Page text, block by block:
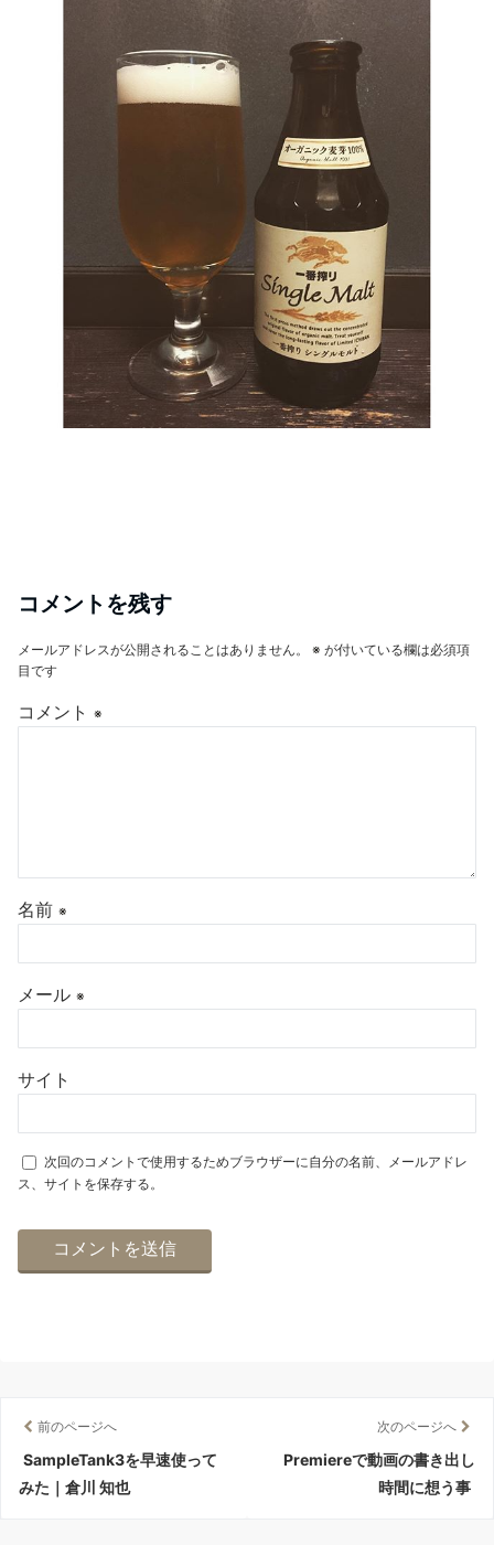
コメントを残す
メールアドレスが公開されることはありません。 ※ が付いている欄は必須項
目です
コメント ※
名前 ※
メール ※
サイト
次回のコメントで使用するためブラウザーに自分の名前、メールアドレ
ス、サイトを保存する。
前のページへ
SampleTank3を早速使って
みた｜倉川 知也
次のページへ
Premiereで動画の書き出し
時間に想う事